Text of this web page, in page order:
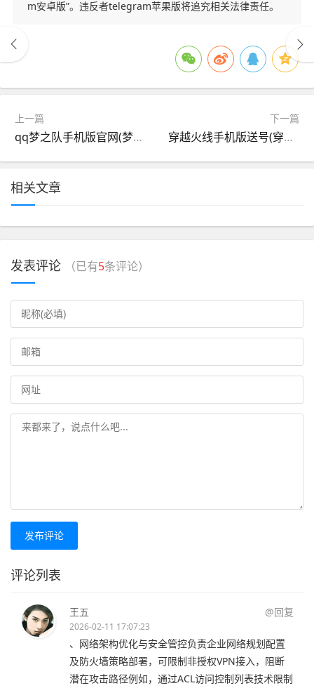
m安卓版”。违反者telegram苹果版将追究相关法律责任。
上一篇
qq梦之队手机版官网(梦之队底薪收集规则)
下一篇
穿越火线手机版送号(穿越火线手游送号密码帐号真的)
相关文章
发表评论 （已有5条评论）
发布评论
评论列表
王五 @回复
2026-02-11 17:07:23
、网络架构优化与安全管控负责企业网络规划配置
及防火墙策略部署，可限制非授权VPN接入，阻断
潜在攻击路径例如，通过ACL访问控制列表技术限制